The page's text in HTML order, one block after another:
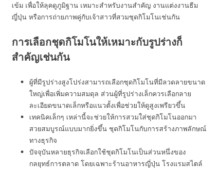
เข้ม เพื่อให้ลุคดูภูมิฐาน เหมาะสำหรับงานสำคัญ งานแต่งงานธีม
ญี่ปุ่น หรือการถ่ายภาพคู่กับเจ้าสาวที่สวมชุดกิโมโนเช่นกัน
การเลือกชุดกิโมโนให้เหมาะกับรูปร่างก็
สำคัญเช่นกัน
ผู้ที่มีรูปร่างสูงโปร่งสามารถเลือกชุดกิโมโนที่มีลวดลายขนาด
ใหญ่เพื่อเพิ่มความสมดุล ส่วนผู้ที่รูปร่างเล็กควรเลือกลาย
ละเอียดขนาดเล็กหรือแนวตั้งเพื่อช่วยให้ดูสูงเพรียวขึ้น
เทคนิคเล็กๆ เหล่านี้จะช่วยให้การสวมใส่ชุดกิโมโนออกมา
สวยสมบูรณ์แบบมากยิ่งขึ้น ชุดกิโมโนกับการสร้างภาพลักษณ์
ทางธุรกิจ
ปัจจุบันหลายธุรกิจเลือกใช้ชุดกิโมโนเป็นส่วนหนึ่งของ
กลยุทธ์การตลาด โดยเฉพาะร้านอาหารญี่ปุ่น โรงแรมสไตล์